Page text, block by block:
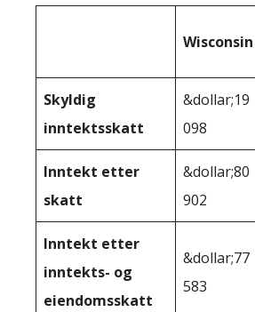
Wisconsin
Skyldig
inntektsskatt
&dollar;19
098
Inntekt etter
skatt
&dollar;80
902
Inntekt etter
inntekts- og
eiendomsskatt
&dollar;77
583